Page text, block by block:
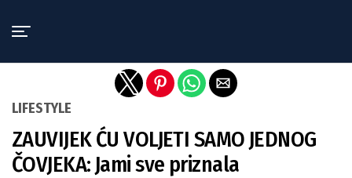
LIFESTYLE
ZAUVIJEK ĆU VOLJETI SAMO JEDNOG
ČOVJEKA: Jami sve priznala